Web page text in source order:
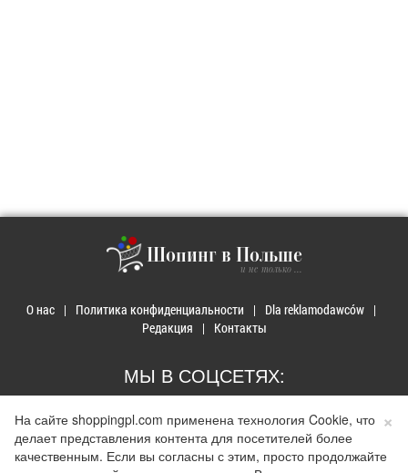
Шопинг в Польше
и не только ...
О нас Политика конфиденциальности
Dla reklamodawców
Редакция
Контакты
МЫ В СОЦСЕТЯХ:
×
На сайте shoppingpl.com применена технология Cookie, что
делает представления контента для посетителей более
качественным. Если вы согласны с этим, просто продолжайте